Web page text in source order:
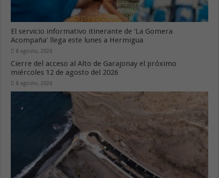
El servicio informativo itinerante de ‘La Gomera
Acompaña’ llega este lunes a Hermigua
8 agosto, 2026
Cierre del acceso al Alto de Garajonay el próximo
miércoles 12 de agosto del 2026
8 agosto, 2026